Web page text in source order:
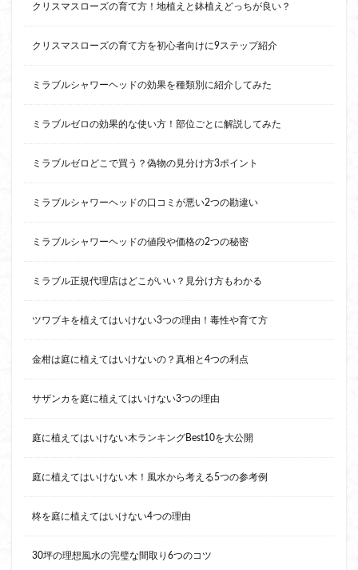
クリスマスローズの育て方！地植えと鉢植えどっちが良い？
クリスマスローズの育て方を初心者向けに9ステップ紹介
ミラブルシャワーヘッドの効果を種類別に紹介してみた
ミラブルゼロの効果的な使い方！部位ごとに解説してみた
ミラブルゼロどこで買う？偽物の見分け方3ポイント
ミラブルシャワーヘッドの口コミが悪い2つの勘違い
ミラブルシャワーヘッドの値段や価格の2つの秘密
ミラブル正規代理店はどこがいい？見分け方もわかる
ツワブキを植えてはいけない3つの理由！毒性や育て方
金柑は庭に植えてはいけないの？真相と4つの利点
サザンカを庭に植えてはいけない3つの理由
庭に植えてはいけない木ランキングBest10を大公開
庭に植えてはいけない木！風水から考える5つの参考例
柊を庭に植えてはいけない4つの理由
30坪の理想風水の完璧な間取り6つのコツ